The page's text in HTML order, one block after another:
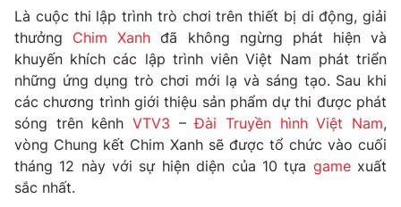
Câu chuyện quốc tế
Thị trường
Góc doanh nghiệp
Dữ liệu và đời sống
Truyền hình
Phim VTV
Hậu trường
Nhân vật
Giải trí
Điện ảnh
Âm nhạc
Đời sống
Là cuộc thi lập trình trò chơi trên thiết bị di động, giải
thưởng Chim Xanh đã không ngừng phát hiện và
khuyến khích các lập trình viên Việt Nam phát triển
những ứng dụng trò chơi mới lạ và sáng tạo. Sau khi
các chương trình giới thiệu sản phẩm dự thi được phát
sóng trên kênh VTV3 –Đài Truyền hình Việt Nam,
vòng Chung kết Chim Xanh sẽ được tổ chức vào cuối
tháng 12 này với sự hiện diện của 10 tựa gamexuất
sắc nhất.